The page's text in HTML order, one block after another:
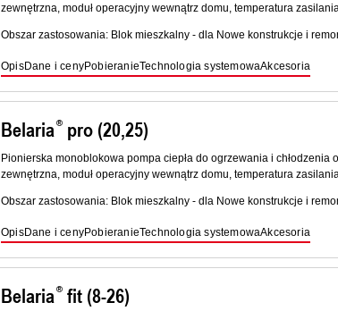
zewnętrzna, moduł operacyjny wewnątrz domu, temperatura
Obszar zastosowania: Blok mieszkalny - dla Nowe konstrukcje i
OpisDane i cenyPobieranieTechnologia systemowaAkcesoria
Belaria pro (20,25)
Pionierska monoblokowa pompa ciepła do ogrzewania i
zewnętrzna, moduł operacyjny wewnątrz domu, temperatura
Obszar zastosowania: Blok mieszkalny - dla Nowe konstrukcje i
OpisDane i cenyPobieranieTechnologia systemowaAkcesoria
Belaria fit (8-26)